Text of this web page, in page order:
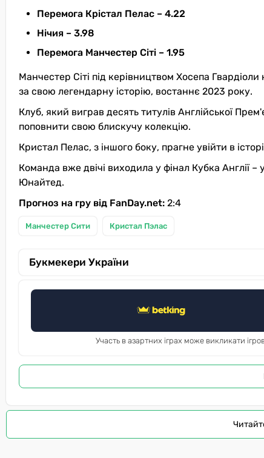
Перемога Крістал Пелас – 4.22
Нічия – 3.98
Перемога Манчестер Сіті – 1.95
Манчестер Сіті під керівництвом Хосепа
за свою легендарну історію, востаннє 2023 року.
Клуб, який виграв десять титулів Англійської
поповнити свою блискучу колекцію.
Кристал Пелас, з іншого боку, прагне увійти в
Команда вже двічі виходила у фінал Кубка Англії
Юнайтед.
Прогноз на гру від FanDay.net: 2:4
Манчестер Сити Кристал Пэлас
Букмекери України
Участь в азартних іграх може викликати